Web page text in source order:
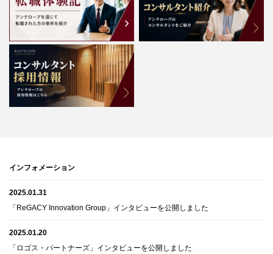
インフォメーション
2025.01.31
「ReGACY Innovation Group」インタビューを公開しました
2025.01.20
「ロゴス・パートナーズ」インタビューを公開しました